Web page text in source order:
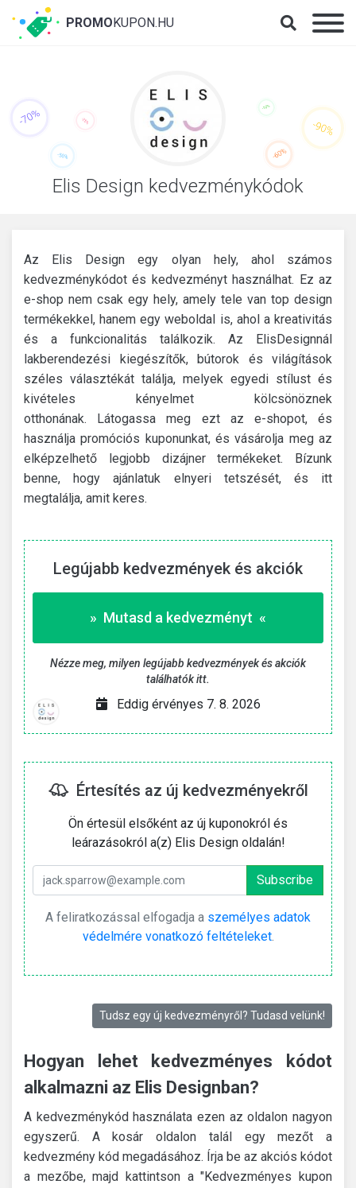
Elis Design kedvezménykódok
Az Elis Design egy olyan hely, ahol számos
kedvezménykódot és kedvezményt használhat. Ez az
e-shop nem csak egy hely, amely tele van top design
termékekkel, hanem egy weboldal is, ahol a kreativitás
és a funkcionalitás találkozik. Az ElisDesignnál
lakberendezési kiegészítők, bútorok és világítások
széles választékát találja, melyek egyedi stílust és
kivételes kényelmet kölcsönöznek
otthonának. Látogassa meg ezt az e-shopot, és
használja promóciós kuponunkat, és vásárolja meg az
elképzelhető legjobb dizájner termékeket. Bízunk
benne, hogy ajánlatuk elnyeri tetszését, és itt
megtalálja, amit keres.
Legújabb kedvezmények és akciók
» Mutasd a kedvezményt «
Nézze meg, milyen legújabb kedvezmények és akciók
találhatók itt.
Eddig érvényes 7. 8. 2026
Értesítés az új kedvezményekről
Ön értesül elsőként az új kuponokról és
leárazásokról a(z) Elis Design oldalán!
A feliratkozással elfogadja a személyes adatok
védelmére vonatkozó feltételeket.
Tudsz egy új kedvezményről? Tudasd velünk!
Hogyan lehet kedvezményes kódot
alkalmazni az Elis Designban?
A kedvezménykód használata ezen az oldalon nagyon
egyszerű. A kosár oldalon talál egy mezőt a
kedvezmény kód megadásához. Írja be az akciós kódot
a mezőbe, majd kattintson a "Kedvezményes kupon
PROMOKUPON.HU